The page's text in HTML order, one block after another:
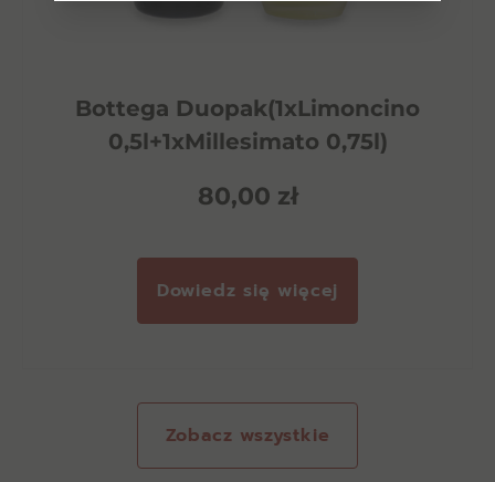
Bottega Duopak(1xLimoncino
0,5l+1xMillesimato 0,75l)
80,00 zł
Dowiedz się więcej
Zobacz wszystkie